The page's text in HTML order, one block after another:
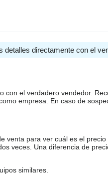
detalles directamente con el
el verdadero vendedor.
empresa. En caso de
para ver cuál es el
veces. Una diferencia de
similares.